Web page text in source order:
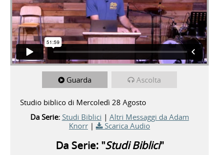
Guarda Ascolta
Studio biblico di Mercoledì 28 Agosto
Da Serie: Studi Biblici | Altri Messaggi da Adam
Knorr | Scarica Audio
Da Serie: "Studi Biblici"